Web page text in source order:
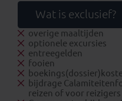
Wat is exclusief?
overige maaltijden
optionele excursies
entreegelden
fooien
bijdrage
reizen of voor